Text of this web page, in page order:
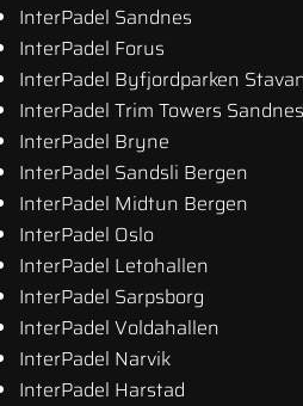
InterPadel Sandnes
InterPadel Forus
InterPadel Byfjordparken
InterPadel Trim Towers Sandnes
InterPadel Bryne
InterPadel Sandsli Bergen
InterPadel Midtun Bergen
InterPadel Oslo
InterPadel Letohallen
InterPadel Sarpsborg
InterPadel Voldahallen
InterPadel Narvik
InterPadel Harstad